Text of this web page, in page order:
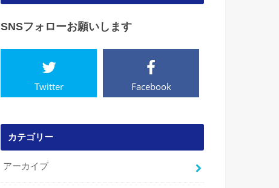
SNSフォローお願いします
Twitter Facebook
カテゴリー
アーカイブ